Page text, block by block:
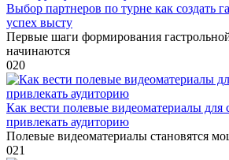
Выбор партнеров по турне как создать
успех высту
Первые шаги формирования
начинаются
020
Как вести полевые видеоматериалы для
привлекать аудиторию
Полевые видеоматериалы становятся
021